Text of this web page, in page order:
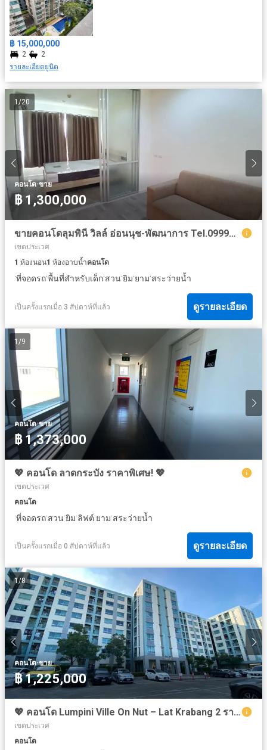
฿ 15,000,000
2
2
รายละเอียดยูนิต
1 /20
คอนโด·ขาย
฿ 1,300,000
ขายคอนโดลุมพินี วิลล์ อ่อนนุช-พัฒนาการ Tel.099998----
เขตประเวศ
1 ห้องนอน1 ห้องอาบน้ำคอนโด
·ที่จอดรถ·พื้นที่สำหรับเด็ก·สวน·ยิม·ยาม·สระว่ายน้ำ
เป็นครั้งแรกเมื่อ 3 สัปดาห์ที่แล้ว ดูรายละเอียด
1 /9
คอนโด·ขาย
฿ 1,373,000
💖 คอนโด ลาดกระบัง ราคาพิเศษ! 💖
เขตประเวศ
คอนโด
·ที่จอดรถ·สวน·ยิม·ลิฟต์·ยาม·สระว่ายน้ำ
เป็นครั้งแรกเมื่อ 0 สัปดาห์ที่แล้ว ดูรายละเอียด
1/8
คอนโด·ขาย
฿ 1,225,000
💖 คอนโด Lumpini Ville On Nut – Lat Krabang 2 ราคาพิเศษ! 💖
เขตประเวศ
คอนโด